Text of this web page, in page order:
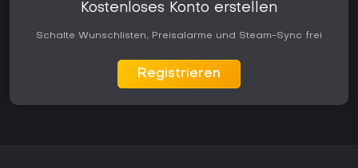
Kostenloses Konto erstellen
Schalte Wunschlisten, Preisalarme und Steam-Sync frei
Registrieren